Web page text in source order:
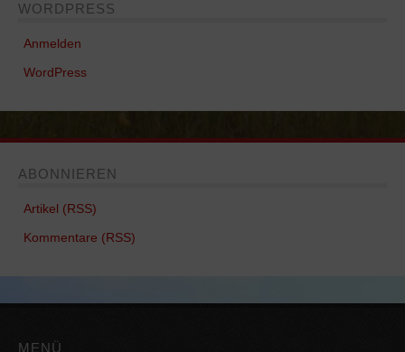
WORDPRESS
Anmelden
WordPress
ABONNIEREN
Artikel (RSS)
Kommentare (RSS)
MENÜ